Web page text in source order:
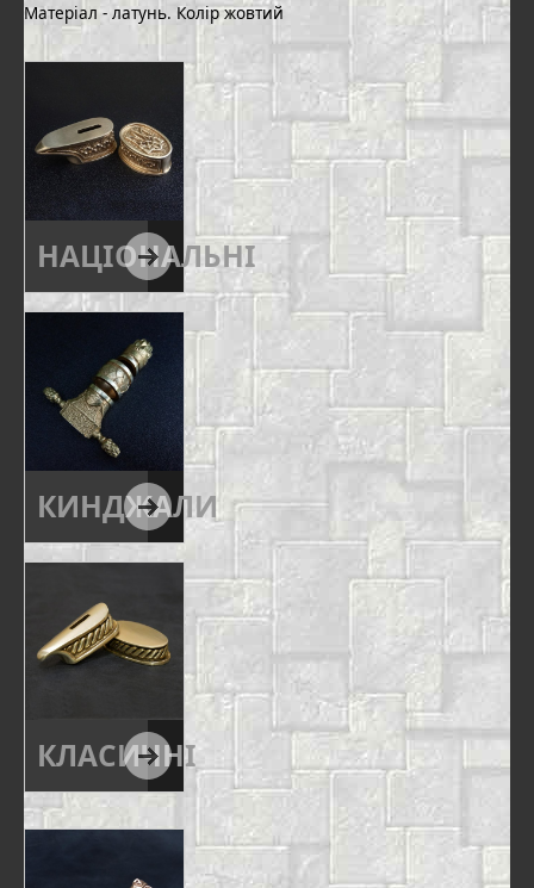
Матеріал - латунь. Колір жовтий
НАЦІОНАЛЬНІ
КИНДЖАЛИ
КЛАСИЧНІ